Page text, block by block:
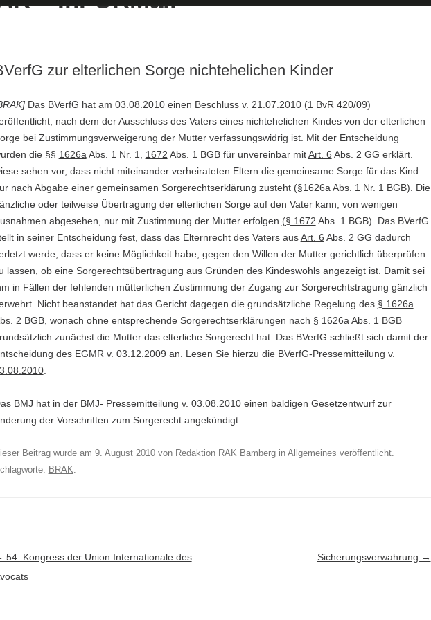
zur elterlichen Sorge nichtehelichen Kinder
Das BVerfG hat am 03.08.2010 einen Beschluss v. 21.07.2010 (1 BvR 420/09)
nach dem der Ausschluss des Vaters eines nichtehelichen Kindes von der elterlichen
bei Zustimmungsverweigerung der Mutter verfassungswidrig ist. Mit der Entscheidung
die §§ 1626a Abs. 1 Nr. 1, 1672 Abs. 1 BGB für unvereinbar mitArt. 6 Abs. 2 GG erklärt.
sehen vor, dass nicht miteinander verheirateten Eltern die gemeinsame Sorge für das Kind
nach Abgabe einer gemeinsamen Sorgerechtserklärung zusteht (§1626a Abs. 1 Nr. 1 BGB). Die
oder teilweise Übertragung der elterlichen Sorge auf den Vater kann, von wenigen
abgesehen, nur mit Zustimmung der Mutter erfolgen (§ 1672 Abs. 1 BGB). Das BVerfG
in seiner Entscheidung fest, dass das Elternrecht des Vaters ausArt. 6 Abs. 2 GG dadurch
werde, dass er keine Möglichkeit habe, gegen den Willen der Mutter gerichtlich überprüfen
lassen, ob eine Sorgerechtsübertragung aus Gründen des Kindeswohls angezeigt ist. Damit sei
in Fällen der fehlenden mütterlichen Zustimmung der Zugang zur Sorgerechtstragung gänzlich
Nicht beanstandet hat das Gericht dagegen die grundsätzliche Regelung des § 1626a
2 BGB, wonach ohne entsprechende Sorgerechtserklärungen nach § 1626a Abs. 1 BGB
zunächst die Mutter das elterliche Sorgerecht hat. Das BVerfG schließt sich damit der
des EGMR v. 03.12.2009 an. Lesen Sie hierzu die BVerfG-Pressemitteilung v.
.
BMJ hat in der BMJ- Pressemitteilung v. 03.08.2010einen baldigen Gesetzentwurf zur
der Vorschriften zum Sorgerecht angekündigt.
Beitrag wurde am 9. August 2010von Redaktion RAK Bambergin Allgemeines veröffentlicht.
BRAK.
Navigation
54. Kongress der Union Internationale des
Sicherungsverwahrung →